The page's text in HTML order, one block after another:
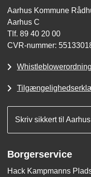
Aarhus Kommune
Aarhus C
Tlf. 89 40 20 00
CVR-nummer:
Whistleblowerordning
Skriv sikkert til
Borgerservice
Hack Kampmanns